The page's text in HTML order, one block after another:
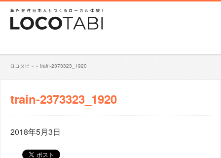
ロコタビ » » train-2373323_1920
train-2373323_1920
2018年5月3日